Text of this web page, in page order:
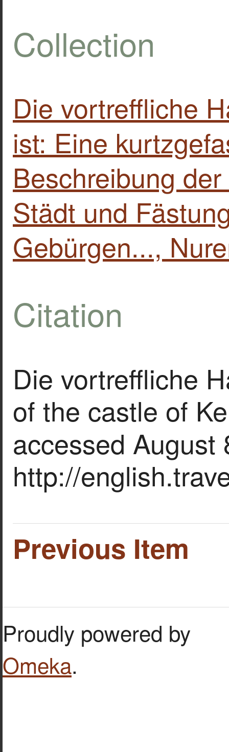
Collection
Die vortreffliche
ist: Eine
Beschreibung
Städt und
Gebürgen...,
Citation
Die vortreffliche
of the castle of
accessed August
http://
Previous Item
Proudly powered by
Omeka.